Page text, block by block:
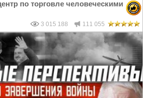
по торговле человеческими
3 015 188 111 055